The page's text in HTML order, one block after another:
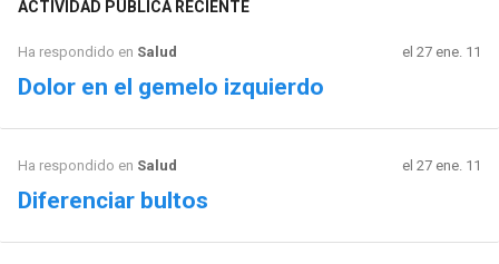
ACTIVIDAD PÚBLICA RECIENTE
Ha respondido en Salud el 27 ene. 11
Dolor en el gemelo izquierdo
Ha respondido en Salud el 27 ene. 11
Diferenciar bultos